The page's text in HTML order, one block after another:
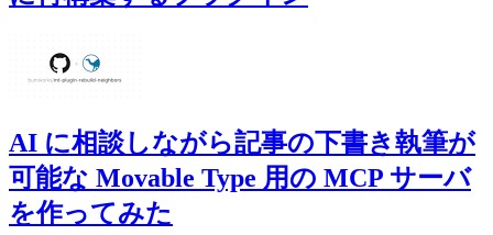
AI に相談しながら記事の下書き執筆が
可能な Movable Type 用の MCP サーバ
を作ってみた